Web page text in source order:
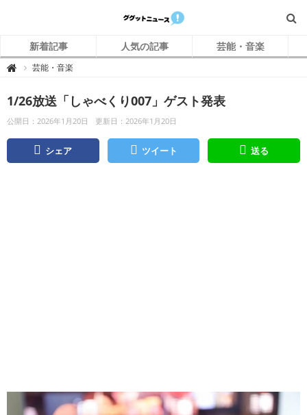
新着記事 人気の記事 芸能・音楽
 グ
ニ
ュ
ー
ス
芸能・音楽
1/26放送「しゃべくり007」ゲスト発表
公開日：2026年1月20日 更新日：2026年1月20日
シェア ツイート 送る